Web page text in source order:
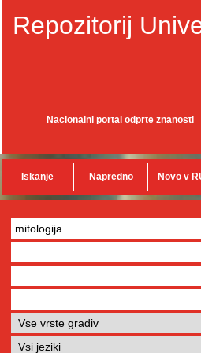
Repozitorij
Nacionalni portal odprte znanosti
Iskanje Napredno Novo v